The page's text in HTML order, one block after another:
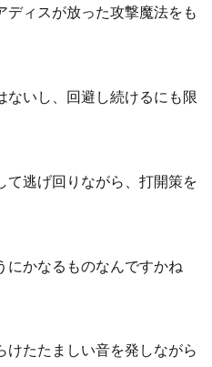
ディスが放った攻撃魔法をも
いし、回避し続けるにも限
逃げ回りながら、打開策を
にかなるものなんですかね
たたましい音を発しながら